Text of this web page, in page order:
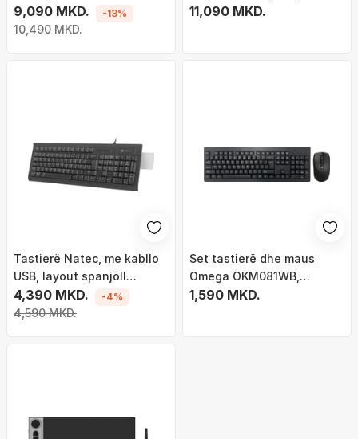
Wireless, ergonomik,
QWERTY, i zi
9,090 MKD.
10,490 MKD.
-13%
QWERTY anglisht, e zezë
11,090 MKD.
Tastierë Natec, me kabllo
USB, layout spanjoll
QWERTY, e zezë
4,390 MKD.
4,590 MKD.
-4%
Set tastierë dhe maus
Omega OKM081WB,
wireless, USB, i zi
1,590 MKD.